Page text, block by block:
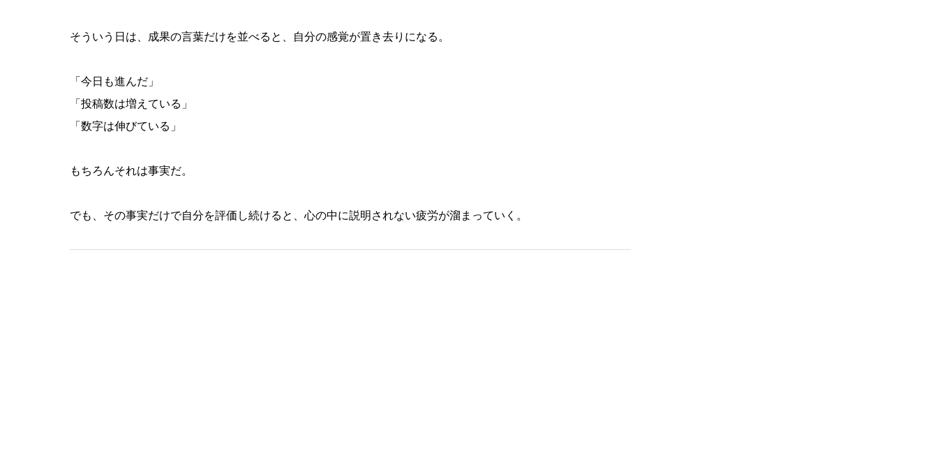
そういう日は、成果の言葉だけを並べると、自分の感覚が置き去りになる。
「今日も進んだ」
「投稿数は増えている」
「数字は伸びている」
もちろんそれは事実だ。
でも、その事実だけで自分を評価し続けると、心の中に説明されない疲労が溜まっていく。